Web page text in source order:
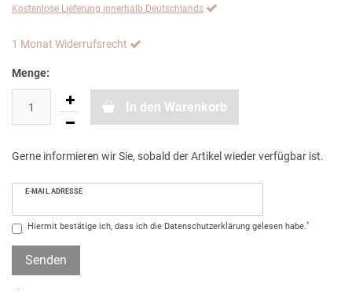
Kostenlose Lieferung innerhalb Deutschlands
1 Monat Widerrufsrecht
Menge:
In den Warenkorb
Gerne informieren wir Sie, sobald der Artikel wieder verfügbar ist.
E-MAIL ADRESSE
Hiermit bestätige ich, dass ich die Daten­schutz­erklärung gelesen habe.*
Senden